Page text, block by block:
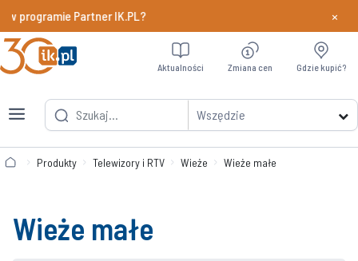
programie Partner IK.PL? Dowiedz
×
Wszędzie
Aktualności Zmiana cen Gdzie kupić?
Produkty Telewizory i RTV Wieże Wieże małe
Wieże małe